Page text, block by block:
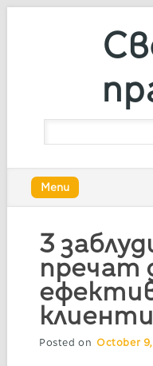
Main menu
content
Menu
3
пречат
Posted on October